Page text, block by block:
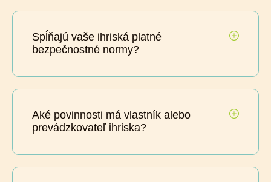
Spĺňajú vaše ihriská platné
bezpečnostné normy?
Aké povinnosti má vlastník alebo
prevádzkovateľ ihriska?